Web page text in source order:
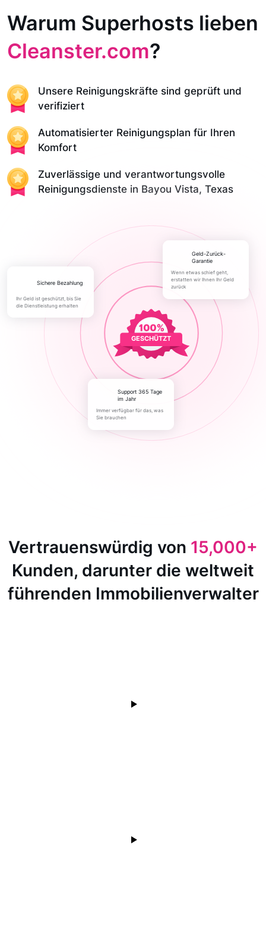
Warum Superhosts lieben
Cleanster.com?
Unsere Reinigungskräfte sind geprüft und
verifiziert
Automatisierter Reinigungsplan für Ihren
Komfort
Zuverlässige und verantwortungsvolle
Reinigungsdienste in Bayou Vista, Texas
GESCHÜTZT
Sichere Bezahlung
Ihr Geld ist geschützt, bis Sie
die Dienstleistung erhalten
Geld-Zurück-
Garantie
Wenn etwas schief geht,
erstatten wir Ihnen Ihr Geld
zurück
Support 365 Tage
im Jahr
Immer verfügbar für das, was
Sie brauchen
Vertrauenswürdig von 15,000+
Kunden, darunter die weltweit
führenden Immobilienverwalter